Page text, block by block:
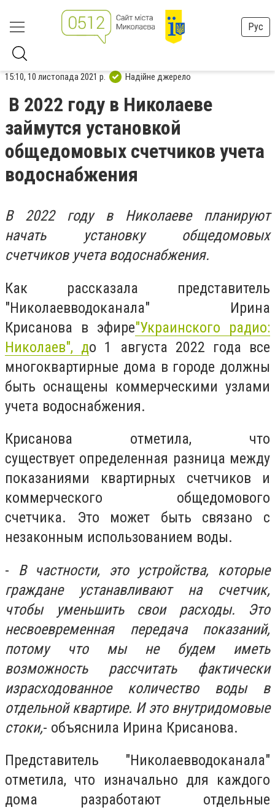
Рус
15:10, 10 листопада 2021 р. Надійне джерело
В 2022 году в Николаеве
займутся установкой
общедомовых счетчиков учета
водоснабжения
В 2022 году в Николаеве планируют
начать установку общедомовых
счетчиков учета водоснабжения.
Как рассказала представитель
"Николаевводоканала" Ирина
Крисанова в эфире"Украинского радио:
Николаев", до 1 августа 2022 года все
многоквартирные дома в городе должны
быть оснащены коммерческими узлами
учета водоснабжения.
Крисанова отметила, что
существует определенная разница между
показаниями квартирных счетчиков и
коммерческого общедомового
счетчика. Это может быть связано с
незаконным использованием воды.
- В частности, это устройства, которые
граждане устанавливают на счетчик,
чтобы уменьшить свои расходы. Это
несвоевременная передача показаний,
потому что мы не будем иметь
возможность рассчитать фактически
израсходованное количество воды в
отдельной квартире. И это внутридомовые
стоки,- объяснила Ирина Крисанова.
Представитель "Николаевводоканала"
отметила, что изначально для каждого
дома разработают отдельные